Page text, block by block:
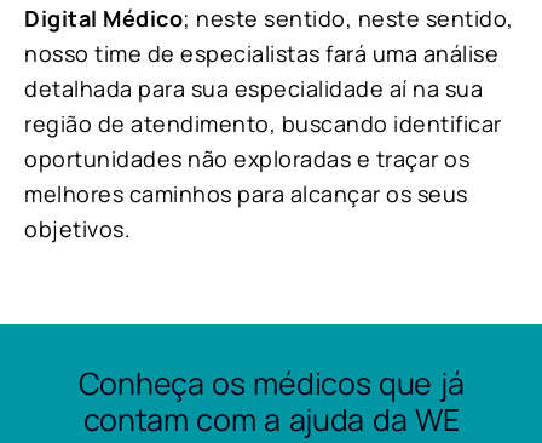
Digital Médico; neste sentido, neste sentido,
nosso time de especialistas fará uma análise
detalhada para sua especialidade aí na sua
região de atendimento, buscando identificar
oportunidades não exploradas e traçar os
melhores caminhos para alcançar os seus
objetivos.
Conheça os médicos que já
contam com a ajuda da WE